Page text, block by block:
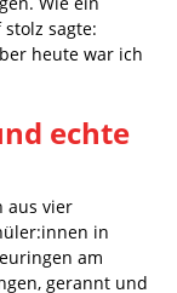
sagte:
heute war ich
echte
aus vier
in
am
gerannt und